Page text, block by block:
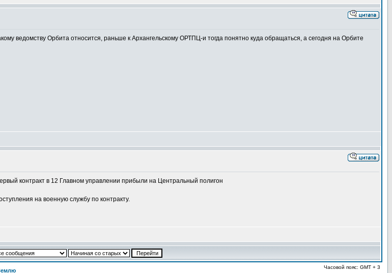
ведомству Орбита относится, раньше к Архангельскому ОРТПЦ-и тогда понятно куда обращаться, а сегодня на Орбите
контракт в 12 Главном управлении прибыли на Центральный полигон
на военную службу по контракту.
Часовой пояс: GMT + 3